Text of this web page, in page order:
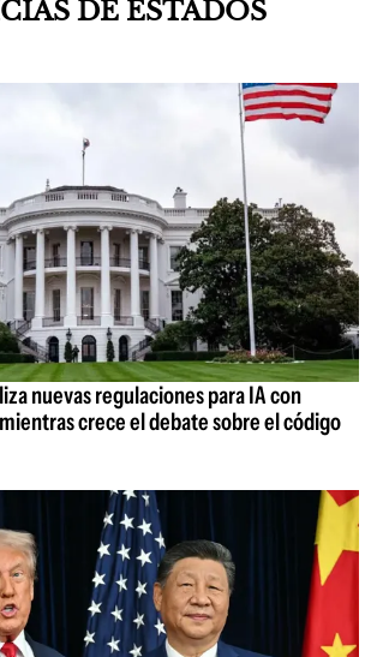
DE ESTADOS
nuevas regulaciones para IA con
crece el debate sobre el código